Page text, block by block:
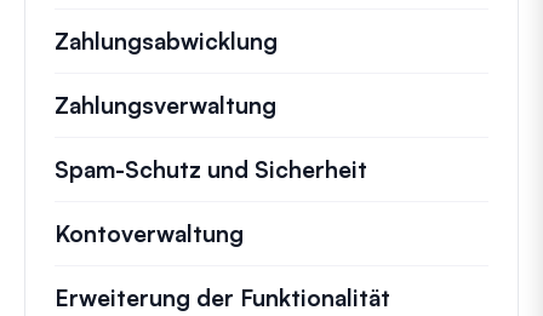
Zahlungsabwicklung
Zahlungsverwaltung
Spam-Schutz und Sicherheit
Kontoverwaltung
Erweiterung der Funktionalität